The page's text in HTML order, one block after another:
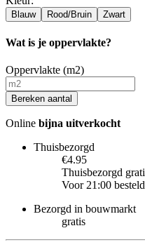
Blauw Rood/Bruin Zwart
Wat is je oppervlakte?
Oppervlakte (m2)
Bereken aantal
Online bijna uitverkocht
Thuisbezorgd
€4.95
Thuisbezorgd
Voor 21:00
Bezorgd in bouwmarkt
gratis